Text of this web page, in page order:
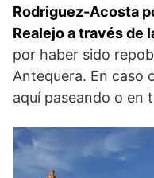
Rodriguez-Acosta
Realejo a través de
por haber sido
Antequera. En caso
aquí paseando o en